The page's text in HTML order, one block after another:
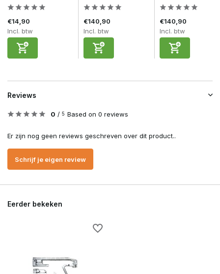
€14,90
Incl. btw
€140,90
Incl. btw
€140,90
Incl. btw
Reviews
0 / 5 Based on 0 reviews
Er zijn nog geen reviews geschreven over dit product..
Schrijf je eigen review
Eerder bekeken